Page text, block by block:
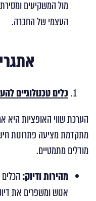
מול המשקיעים
העצמי של החברה.
כלים טכנולוגיים
הערכת שווי האופציות היא
מתקדמת מציעה פתרונות
מודלים מתמטיים.
מהירות ודיוק:
אנוש ומשפרים את